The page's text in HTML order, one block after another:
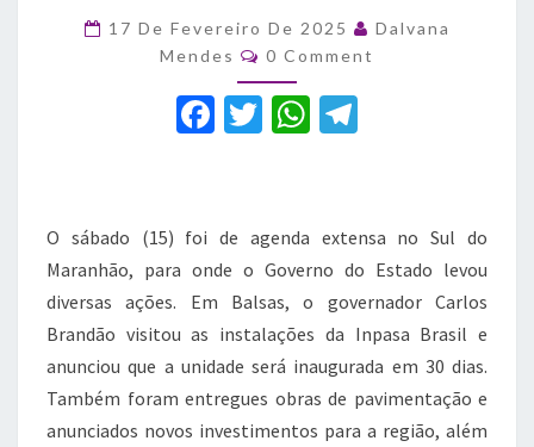
fábrica
da
Inpasa
será
inaugurada
17 De Fevereiro De 2025
Dalvana
Mendes
Comments
0 Comment
F
e
b
o
o
k
T
te
r
W
s
A
p
p
gr
a
m
O sábado (15) foi de agenda extensa no Sul do
Maranhão, para onde o Governo do Estado levou
diversas ações. Em Balsas, o governador Carlos
Brandão visitou as instalações da Inpasa Brasil e
anunciou que a unidade será inaugurada em 30 dias.
Também foram entregues obras de pavimentação e
anunciados novos investimentos para a região, além